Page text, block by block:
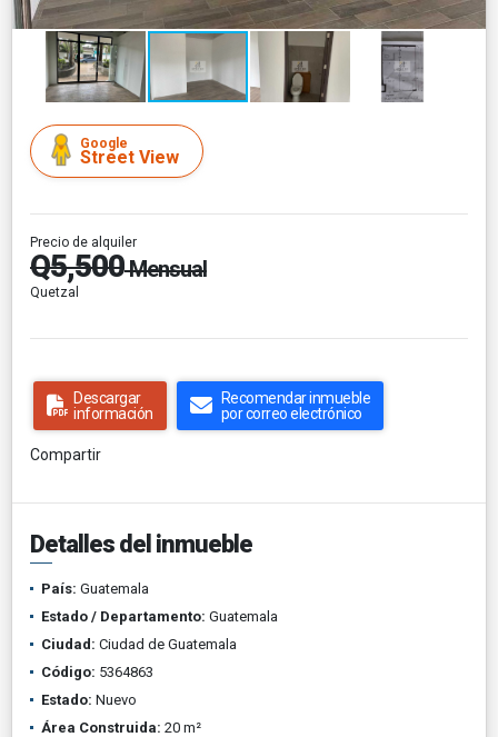
Google
Street View
Precio de alquiler
Q5,500Mensual
Quetzal
Descargar
información
Recomendar inmueble
por correo electrónico
Compartir
Detalles del inmueble
País: Guatemala
Estado / Departamento: Guatemala
Ciudad: Ciudad de Guatemala
Código: 5364863
Estado: Nuevo
Área Construida: 20 m²